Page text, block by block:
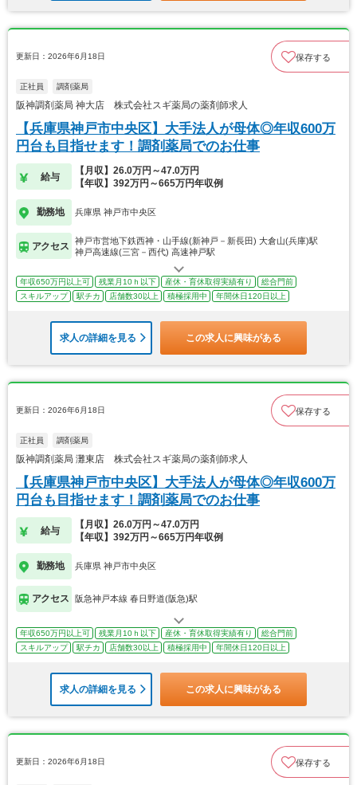
更新日：2026年6月18日 保存する
正社員 調剤薬局
阪神調剤薬局 神大店 株式会社スギ薬局の薬剤師求人
【兵庫県神戸市中央区】大手法人が母体◎年収600万
円台も目指せます！調剤薬局でのお仕事
給与
【月収】26.0万円～47.0万円
【年収】392万円～665万円年収例
勤務地 兵庫県 神戸市中央区
アクセス
神戸市営地下鉄西神・山手線(新神戸－新長田) 大倉山(兵庫)駅
神戸高速線(三宮－西代) 高速神戸駅
年収650万円以上可 残業月10ｈ以下 産休・育休取得実績有り
総合門前
スキルアップ
駅チカ 店舗数30以上 積極採用中 年間休日120日以上
求人の詳細を見る この求人に興味がある
更新日：2026年6月18日 保存する
正社員 調剤薬局
阪神調剤薬局 灘東店 株式会社スギ薬局の薬剤師求人
【兵庫県神戸市中央区】大手法人が母体◎年収600万
円台も目指せます！調剤薬局でのお仕事
給与
【月収】26.0万円～47.0万円
【年収】392万円～665万円年収例
勤務地 兵庫県 神戸市中央区
アクセス 阪急神戸本線 春日野道(阪急)駅
年収650万円以上可 残業月10ｈ以下 産休・育休取得実績有り
総合門前
スキルアップ
駅チカ 店舗数30以上 積極採用中 年間休日120日以上
求人の詳細を見る この求人に興味がある
更新日：2026年6月18日 保存する